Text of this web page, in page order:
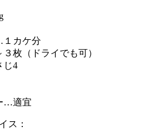
カケ分
枚（ドライでも可）
じ4
…適宜
ス：